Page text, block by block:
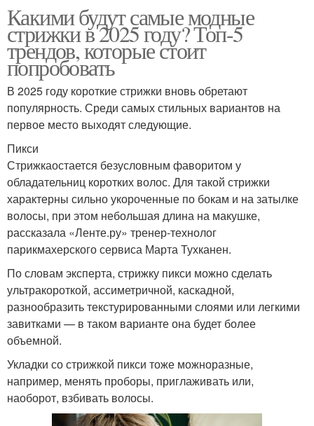
Какими будут самые модные
стрижки в 2025 году? Топ-5
трендов, которые стоит
попробовать
В 2025 году короткие стрижки вновь обретают
популярность. Среди самых стильных вариантов на
первое место выходят следующие.
Пикси
Стрижкаостается безусловным фаворитом у
обладательниц коротких волос. Для такой стрижки
характерны сильно укороченные по бокам и на затылке
волосы, при этом небольшая длина на макушке,
рассказала «Ленте.ру» тренер-технолог
парикмахерского сервиса Марта Тухканен.
По словам эксперта, стрижку пикси можно сделать
ультракороткой, ассиметричной, каскадной,
разнообразить текстурированными слоями или легкими
завитками — в таком варианте она будет более
объемной.
Укладки со стрижкой пикси тоже можноразные,
например, менять проборы, приглаживать или,
наоборот, взбивать волосы.